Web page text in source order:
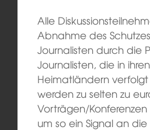
Alle
Abnahme des
Journalisten durch die
Journalisten, die in ihren
Heimatländern
werden zu selten zu
Vorträgen/
um so ein Signal an